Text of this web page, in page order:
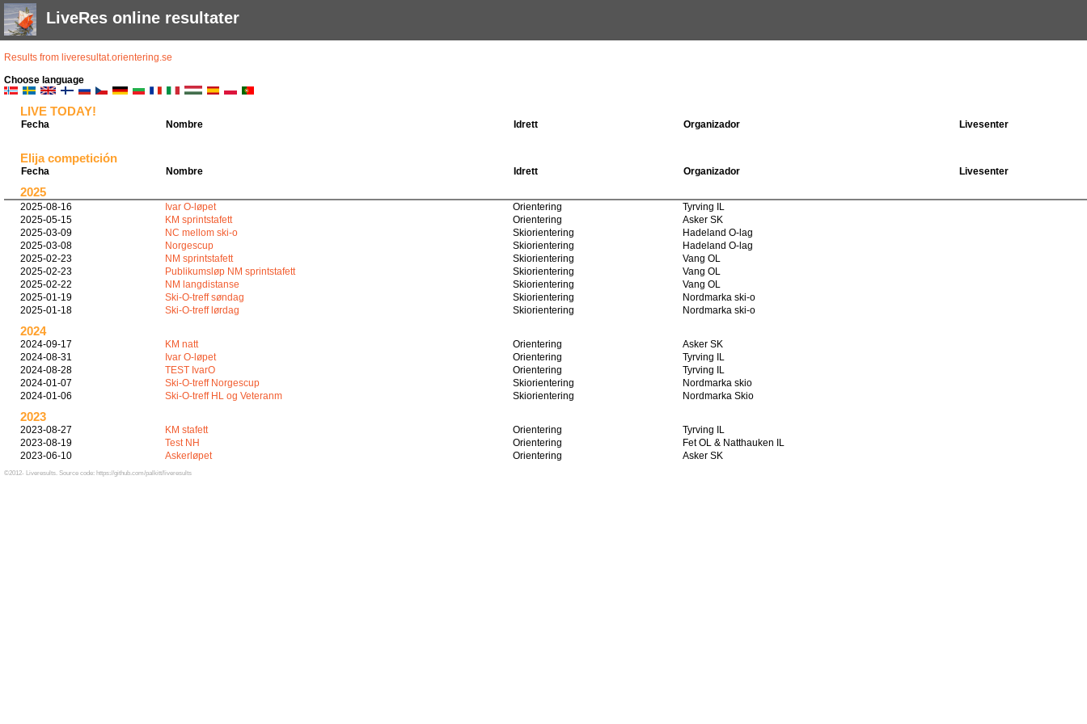
LiveRes online resultater
Results from liveresultat.orientering.se
Choose language
LIVE TODAY!
Fecha Nombre Idrett Organizador Livesenter
Elija competición
Fecha Nombre Idrett Organizador Livesenter
2025
2025-08-16 Ivar O-løpet Orientering
Tyrving IL
2025-05-15
KM sprintstafett Orientering
Asker SK
2025-03-09
NC mellom ski-o Skiorientering
Hadeland O-lag
2025-03-08
Norgescup Skiorientering
Hadeland O-lag
2025-02-23
NM sprintstafett Skiorientering
Vang OL
2025-02-23
Publikumsløp NM sprintstafett Skiorientering
Vang OL
2025-02-22
NM langdistanse Skiorientering
Vang OL
2025-01-19
Ski-O-treff søndag Skiorientering
Nordmarka ski-o
2025-01-18
Ski-O-treff lørdag Skiorientering Nordmarka ski-o
2024
2024-09-17 KM natt Orientering
Asker SK
2024-08-31
Ivar O-løpet Orientering
Tyrving IL
2024-08-28
TEST IvarO Orientering
Tyrving IL
2024-01-07
Ski-O-treff Norgescup Skiorientering
Nordmarka skio
2024-01-06
Ski-O-treff HL og Veteranm Skiorientering Nordmarka Skio
2023
2023-08-27 KM stafett Orientering
Tyrving IL
2023-08-19
Test NH Orientering
Fet OL & Natthauken IL
2023-06-10
Askerløpet Orientering Asker SK
©2012- Liveresults. Source code: https://github.com/palkitt/liveresults